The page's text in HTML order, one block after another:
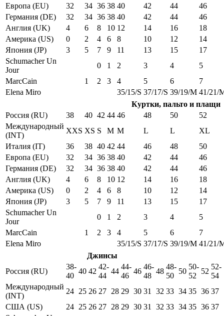
Европа (EU)
32 34 36 38 40 42 44
46
Германия (DE)
32 34 36 38 40 42 44
46
Англия (UK)
4 6 8 10 12 14 16
18
Америка (US)
0 2 4 6 8 10 12
14
Япония (JP)
3 5 7 9 11 13 15
17
Schumacher Un
Jour
0 1 2 3 4
5
MarcCain
1 2 3 4 5 6
7
Elena Miro
35/15/S 37/17/S 39/19/M 41/21/
Куртки, пальто и плащи
Россия (RU)
38 40 42 44 46 48 50
52
Международный
(INT)
XXS XS S M M L L
XL
Италия (IT)
36 38 40 42 44 46 48
50
Европа (EU)
32 34 36 38 40 42 44
46
Германия (DE)
32 34 36 38 40 42 44
46
Англия (UK)
4 6 8 10 12 14 16
18
Америка (US)
0 2 4 6 8 10 12
14
Япония (JP)
3 5 7 9 11 13 15
17
Schumacher Un
Jour
0 1 2 3 4
5
MarcCain
1 2 3 4 5 6
7
Elena Miro
35/15/S 37/17/S 39/19/M 41/21/
Джинсы
Россия (RU)
38-
40
40 42
42-
44
44
44-
46
46
46-
48
48
48-
50
50
50-
52
52
52-
54
Международный
(INT)
24 25 26 27 28 29 30 31 32 33 34 35 36 37
США (US)
24 25 26 27 28 29 30 31 32 33 34 35 36 37